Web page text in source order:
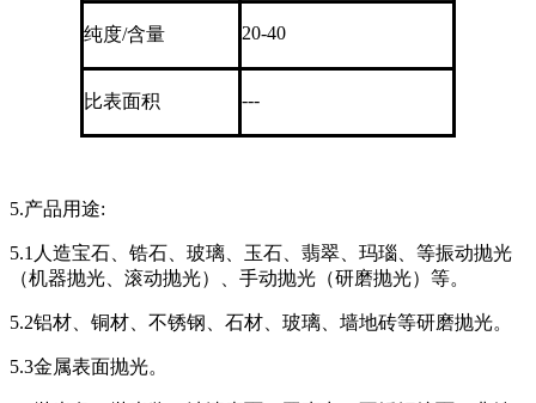
纯度/含量 20-40
比表面积 ---
5.产品用途:
5.1人造宝石、锆石、玻璃、玉石、翡翠、玛瑙、等振动抛光
（机器抛光、滚动抛光）、手动抛光（研磨抛光）等。
5.2铝材、铜材、不锈钢、石材、玻璃、墙地砖等研磨抛光。
5.3金属表面抛光。